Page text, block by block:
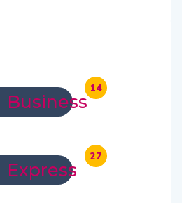
Business
14
Express
27